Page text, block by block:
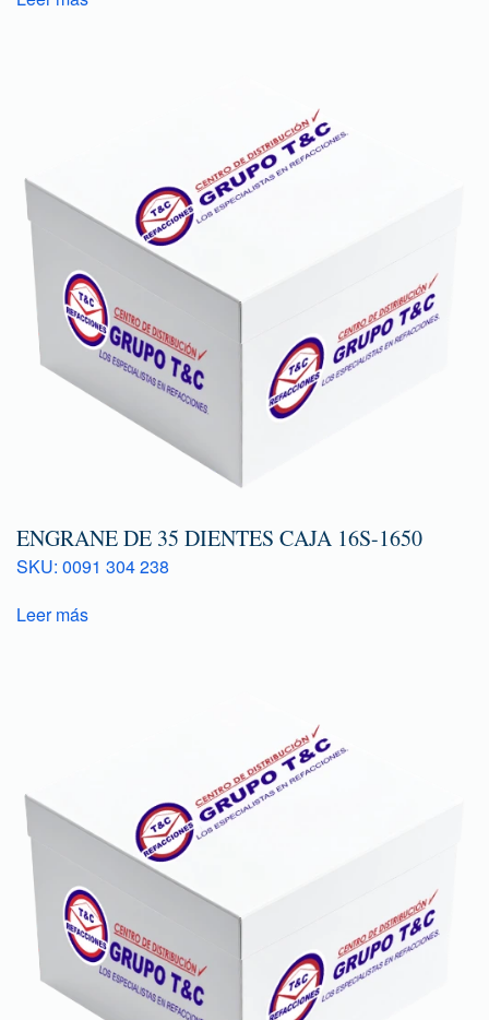
ENGRANE DE 35 DIENTES CAJA 16S-1650
SKU: 0091 304 238
Leer más